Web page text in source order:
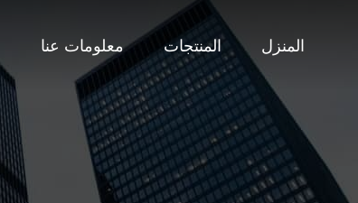
المنزل المنتجات معلومات عنا